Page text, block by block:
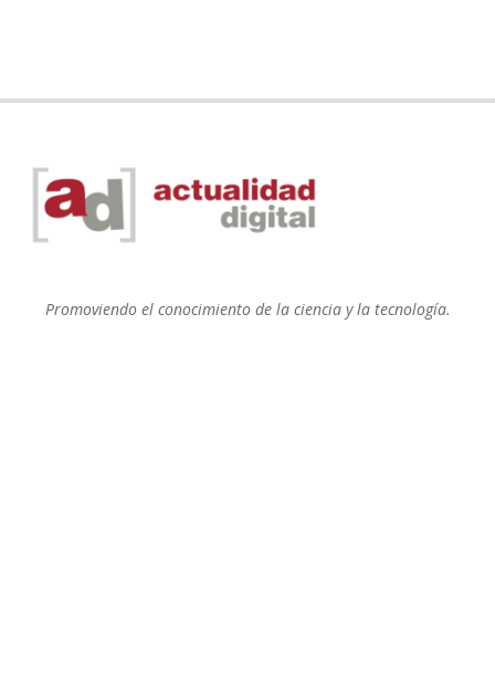
Promoviendo el conocimiento de la ciencia y la tecnología.